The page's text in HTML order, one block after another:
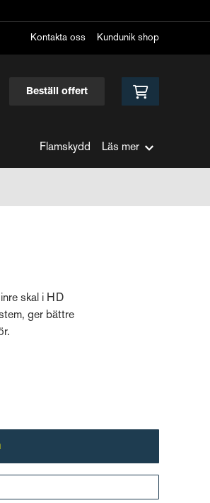
Kontakta oss Kundunik shop
Beställ offert
Flamskydd Läs mer
skal i HD
ger bättre